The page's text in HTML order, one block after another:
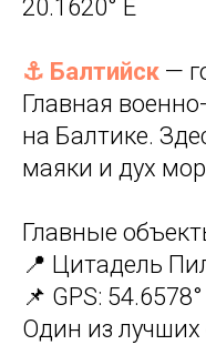
20.1620° E
⚓ Балтийск —
Главная
на Балтике.
маяки и дух
Главные
📍 Цитадель
📌 GPS:
Один из лучших